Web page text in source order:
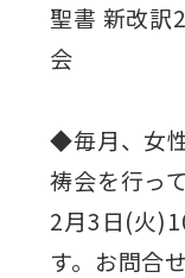
聖書 新改
会
◆毎月、女
祷会を行っ
2月3日(火
す。お問合